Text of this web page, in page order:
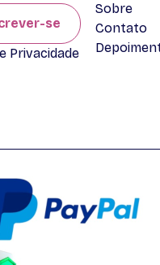
se
Privacidade
Sobre
Contato